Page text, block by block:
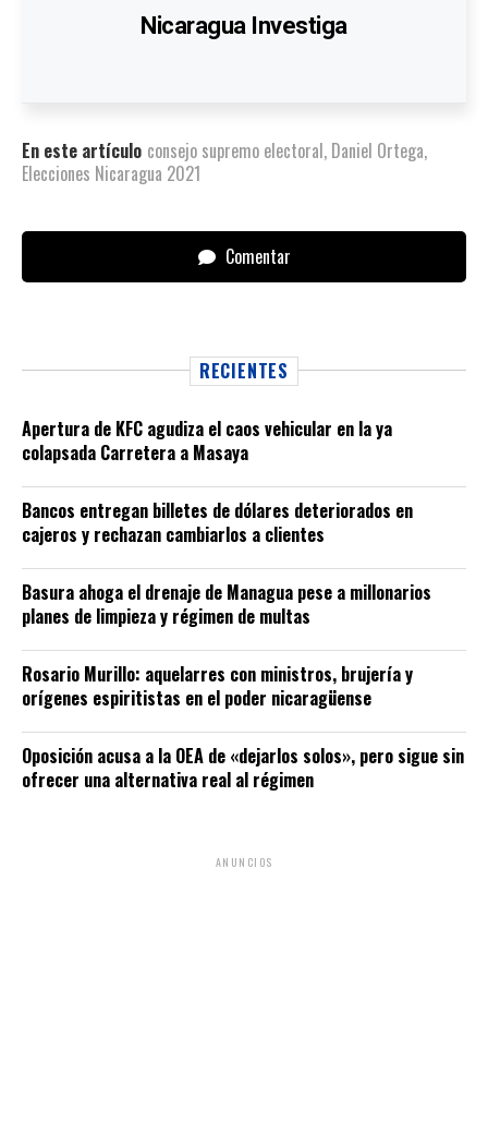
Nicaragua Investiga
En este artículo consejo supremo electoral, Daniel Ortega,
Elecciones Nicaragua 2021
Comentar
RECIENTES
Apertura de KFC agudiza el caos vehicular en la ya
colapsada Carretera a Masaya
Bancos entregan billetes de dólares deteriorados en
cajeros y rechazan cambiarlos a clientes
Basura ahoga el drenaje de Managua pese a millonarios
planes de limpieza y régimen de multas
Rosario Murillo: aquelarres con ministros, brujería y
orígenes espiritistas en el poder nicaragüense
Oposición acusa a la OEA de «dejarlos solos», pero sigue sin
ofrecer una alternativa real al régimen
ANUNCIOS